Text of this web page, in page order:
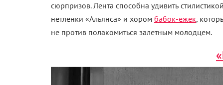
сюрпризов. Лента способна удивить
нетленки «Альянса» и хором бабок-ежек,
не против полакомиться залетным молодцем.